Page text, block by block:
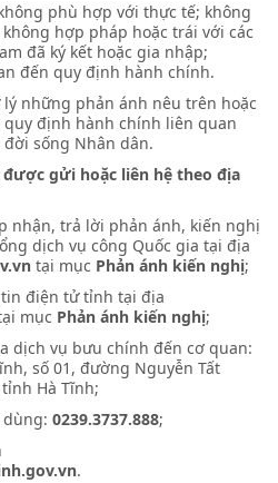
phù hợp với thực tế; không
hợp pháp hoặc trái với các
đã ký kết hoặc gia nhập;
đến quy định hành chính.
những phản ánh nêu trên hoặc
định hành chính liên quan
sống Nhân dân.
gửi hoặc liên hệ theo địa
trả lời phản ánh, kiến nghị
dịch vụ công Quốc gia tại địa
tại mục Phản ánh kiến nghị;
điện tử tỉnh tại địa
mục Phản ánh kiến nghị;
vụ bưu chính đến cơ quan:
số 01, đường Nguyễn Tất
Hà Tĩnh;
0239.3737.888;
.